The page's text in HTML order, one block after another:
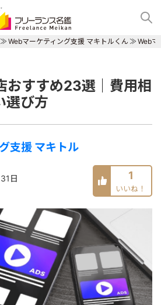
Webマーケティング支援 マキトルくん Webマ
おすすめ23選｜費用相
選び方
支援 マキトル
日
1
いいね！